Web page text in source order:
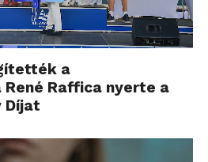
a
René Raffica nyerte a
Díjat